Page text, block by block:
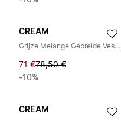
CREAM
Grijze Melange Gebreide Vest met Pofmouwen
71 €78,50 €
-10%
CREAM